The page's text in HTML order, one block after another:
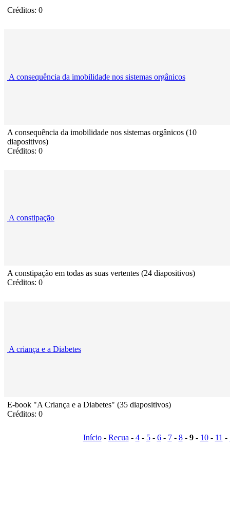
Créditos: 0
A consequência da imobilidade nos sistemas orgânicos
A consequência da imobilidade nos sistemas orgânicos (10
diapositivos)
Créditos: 0
A constipação
A constipação em todas as suas vertentes (24 diapositivos)
Créditos: 0
A criança e a Diabetes
E-book "A Criança e a Diabetes" (35 diapositivos)
Créditos: 0
Início- Recua- 4- 5- 6- 7- 8- 9- 10- 11 -